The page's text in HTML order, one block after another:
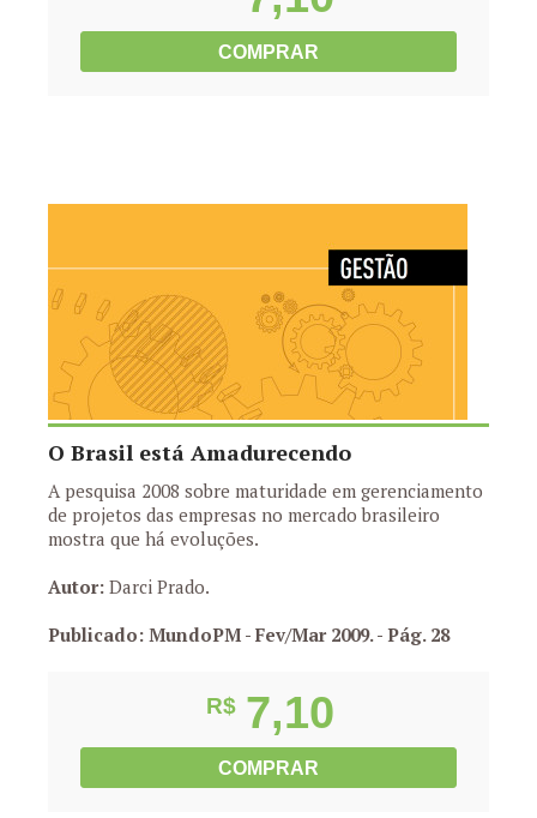
COMPRAR
O Brasil está Amadurecendo
A pesquisa 2008 sobre maturidade em gerenciamento
de projetos das empresas no mercado brasileiro
mostra que há evoluções.
Autor: Darci Prado.
Publicado: MundoPM - Fev/Mar 2009.- Pág. 28
R$ 7,10
COMPRAR